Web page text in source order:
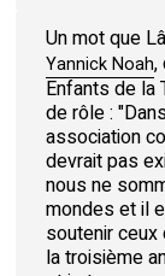
Un mot que
Yannick Noah,
Enfants de la
de rôle :
association
devrait pas
nous ne
mondes et il
soutenir
la troisième